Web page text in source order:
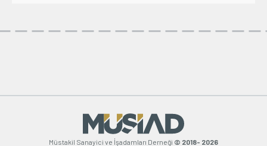
Müstakil Sanayici ve İşadamları Derneği © 2018- 2026